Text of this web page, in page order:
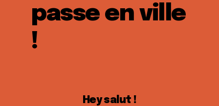
passe en ville
!
Hey salut !